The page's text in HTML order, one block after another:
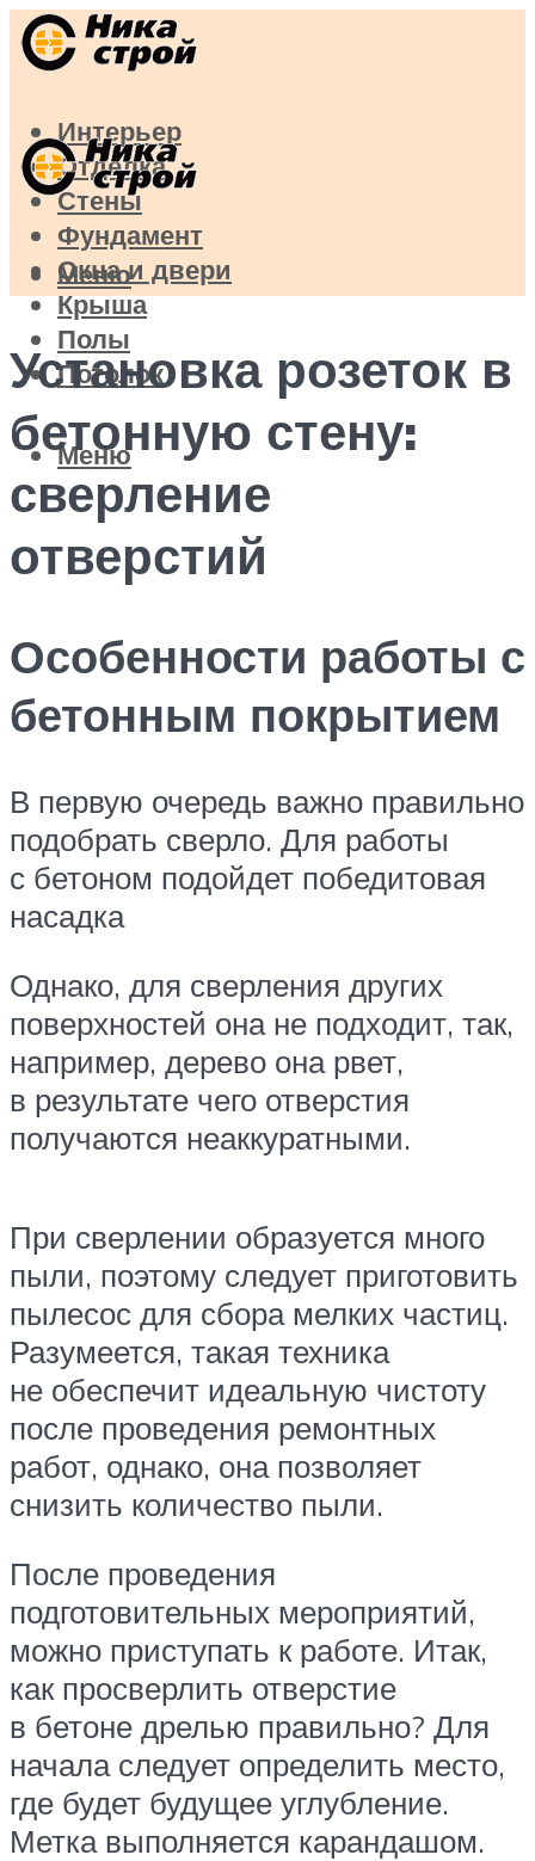
Интерьер
Отделка
Стены
Фундамент
Окна и двери
Крыша
Полы
Потолок
Меню
Меню
Установка розеток в
бетонную стену:
сверление
отверстий
Особенности работы с
бетонным покрытием
В первую очередь важно правильно
подобрать сверло. Для работы
с бетоном подойдет победитовая
насадка
Однако, для сверления других
поверхностей она не подходит, так,
например, дерево она рвет,
в результате чего отверстия
получаются неаккуратными.
При сверлении образуется много
пыли, поэтому следует приготовить
пылесос для сбора мелких частиц.
Разумеется, такая техника
не обеспечит идеальную чистоту
после проведения ремонтных
работ, однако, она позволяет
снизить количество пыли.
После проведения
подготовительных мероприятий,
можно приступать к работе. Итак,
как просверлить отверстие
в бетоне дрелью правильно? Для
начала следует определить место,
где будет будущее углубление.
Метка выполняется карандашом.